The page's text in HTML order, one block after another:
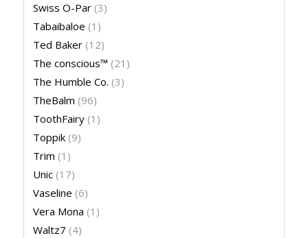
Swiss O-Par (3)
Tabaibaloe (1)
Ted Baker (12)
The conscious™ (21)
The Humble Co. (3)
TheBalm (96)
ToothFairy (1)
Toppik (9)
Trim (1)
Unic (17)
Vaseline (6)
Vera Mona (1)
Waltz7 (4)